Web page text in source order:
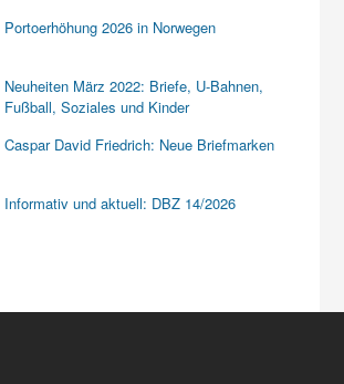
Portoerhöhung 2026 in Norwegen
Neuheiten März 2022: Briefe, U-Bahnen,
Fußball, Soziales und Kinder
Caspar David Friedrich: Neue Briefmarken
Informativ und aktuell: DBZ 14/2026